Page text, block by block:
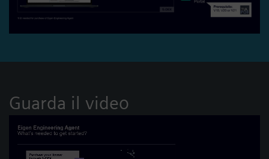
Guarda il video